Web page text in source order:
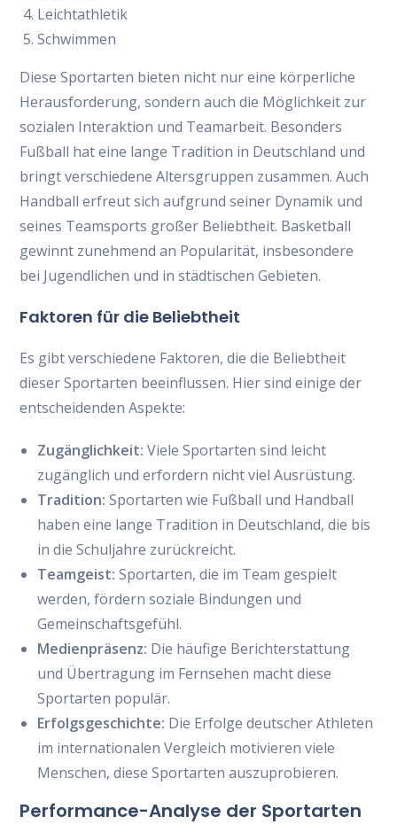
Leichtathletik
Schwimmen
Diese Sportarten bieten nicht nur eine körperliche
Herausforderung, sondern auch die Möglichkeit zur
sozialen Interaktion und Teamarbeit. Besonders
Fußball hat eine lange Tradition in Deutschland und
bringt verschiedene Altersgruppen zusammen. Auch
Handball erfreut sich aufgrund seiner Dynamik und
seines Teamsports großer Beliebtheit. Basketball
gewinnt zunehmend an Popularität, insbesondere
bei Jugendlichen und in städtischen Gebieten.
Faktoren für die Beliebtheit
Es gibt verschiedene Faktoren, die die Beliebtheit
dieser Sportarten beeinflussen. Hier sind einige der
entscheidenden Aspekte:
Zugänglichkeit: Viele Sportarten sind leicht
zugänglich und erfordern nicht viel Ausrüstung.
Tradition: Sportarten wie Fußball und Handball
haben eine lange Tradition in Deutschland, die bis
in die Schuljahre zurückreicht.
Teamgeist: Sportarten, die im Team gespielt
werden, fördern soziale Bindungen und
Gemeinschaftsgefühl.
Medienpräsenz: Die häufige Berichterstattung
und Übertragung im Fernsehen macht diese
Sportarten populär.
Erfolgsgeschichte: Die Erfolge deutscher Athleten
im internationalen Vergleich motivieren viele
Menschen, diese Sportarten auszuprobieren.
Performance-Analyse der Sportarten